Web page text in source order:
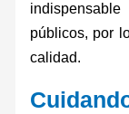
públicos, por
calidad.